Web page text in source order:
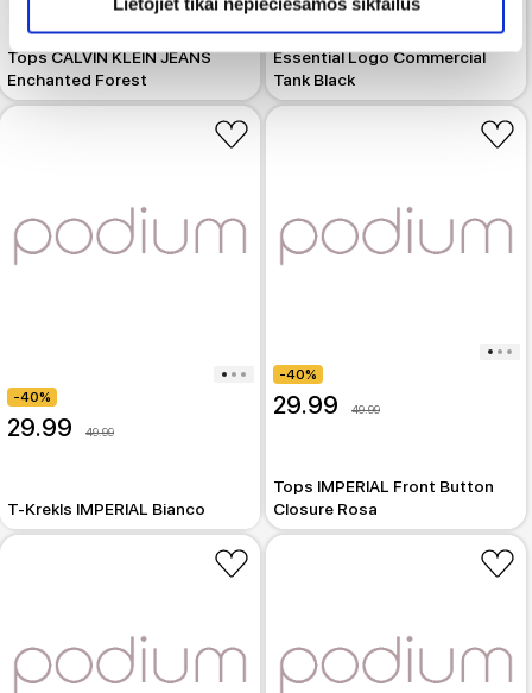
Tops CALVIN KLEIN JEANS
Enchanted Forest
Tops KARL LAGERFELD
Essential Logo Commercial
Tank Black
-40%
29.99 49.99
T-Krekls IMPERIAL Bianco
-40%
29.99 49.99
Tops IMPERIAL Front Button
Closure Rosa